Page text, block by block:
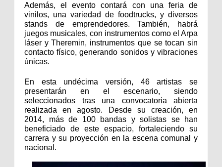
Además, el evento contará con una feria de
vinilos, una variedad de foodtrucks, y diversos
stands de emprendedores. También, habrá
juegos musicales, con instrumentos como el Arpa
láser y Theremin, instrumentos que se tocan sin
contacto físico, generando sonidos y vibraciones
únicas.
En esta undécima versión, 46 artistas se
presentarán en el escenario, siendo
seleccionados tras una convocatoria abierta
realizada en agosto. Desde su creación, en
2014, más de 100 bandas y solistas se han
beneficiado de este espacio, fortaleciendo su
carrera y su proyección en la escena comunal y
nacional.